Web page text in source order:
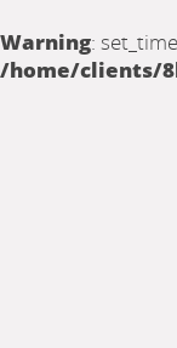
Warning:
/home/clients/